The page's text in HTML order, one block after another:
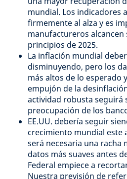
mundial. Los indicadores
firmemente al alza y es
manufactureros alcancen
principios de 2025.
La inflación mundial
disminuyendo, pero los
más altos de lo esperado
empujón de la
actividad robusta seguirá
preocupación de los
EE.UU. debería seguir
crecimiento mundial este
será necesaria una racha
datos más suaves antes
Federal empiece a
Nuestra previsión de